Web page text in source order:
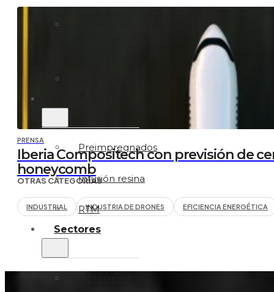
Preimpregnados
Infusión resina
RTM
Sectores
PRENSA
Iberia Compositech con previsión de
honeycomb
OTRAS CATEGORÍAS
INDUSTRIAL INDUSTRIA DE DRONES EFICIENCIA ENERGÉTICA